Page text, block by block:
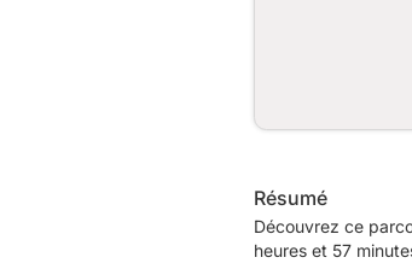
Résumé
Découvrez ce
heures et 57